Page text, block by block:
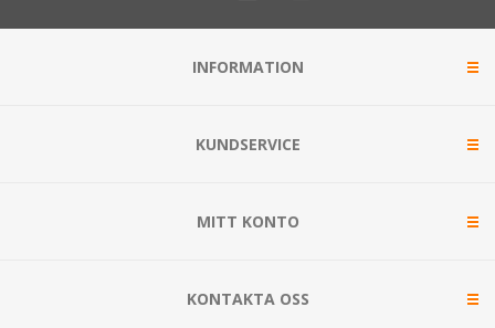
INFORMATION
KUNDSERVICE
MITT KONTO
KONTAKTA OSS